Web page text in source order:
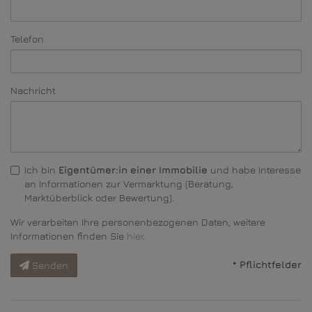
Telefon
Nachricht
Ich bin Eigentümer:in einer Immobilie und habe Interesse
an Informationen zur Vermarktung (Beratung,
Marktüberblick oder Bewertung).
Wir verarbeiten Ihre personenbezogenen Daten, weitere
Informationen finden Sie hier.
Senden * Pflichtfelder